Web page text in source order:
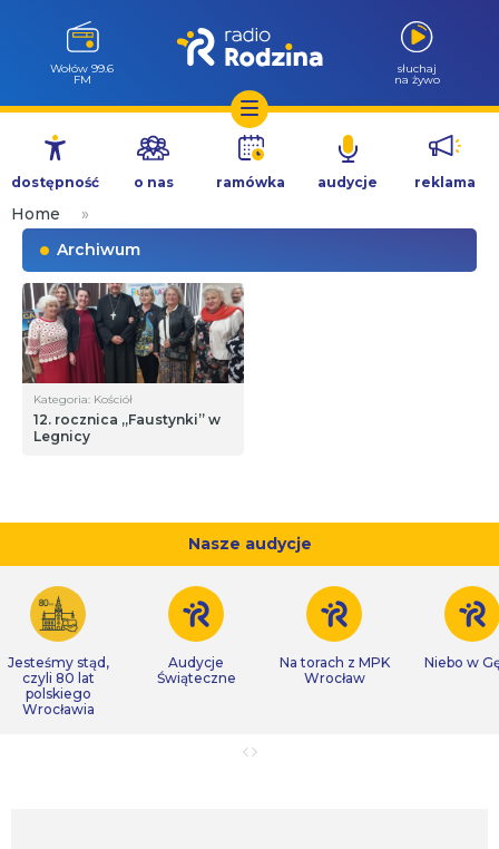
Przejdź
treści
Wołów 99.6
FM
słuchaj
na żywo
dostępność o nas ramówka audycje reklama
Home
»
Archiwum
Kategoria: Kościół
12. rocznica „Faustynki” w
Legnicy
Nasze audycje
Jesteśmy stąd,
czyli 80 lat
polskiego
Wrocławia
Audycje
Świąteczne
Na torach z MPK
Wrocław
Niebo w